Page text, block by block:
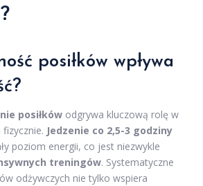
posiłków wpływa
posiłków odgrywa kluczową rolę w
Jedzenie co 2,5-3 godziny
poziom energii, co jest niezwykle
treningów. Systematyczne
odżywczych nie tylko wspiera